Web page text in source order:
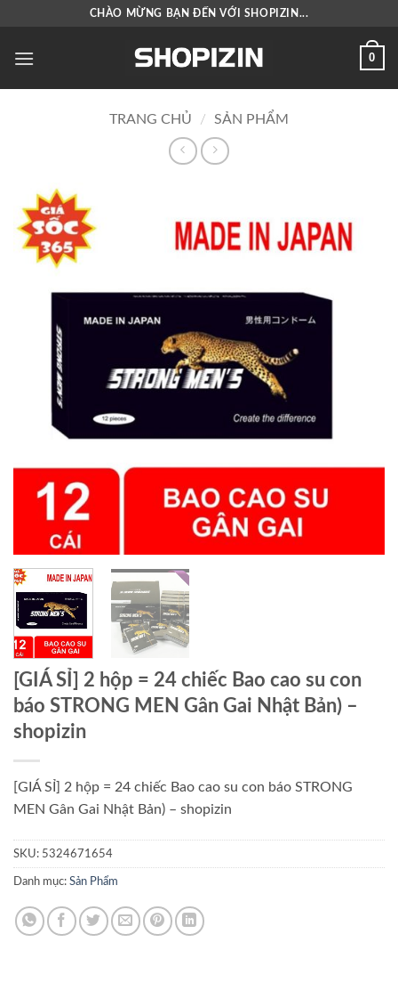
nội
CHÀO MỪNG BẠN ĐẾN VỚI SHOPIZIN...
0
TRANG CHỦ / SẢN PHẨM
[GIÁ SỈ] 2 hộp = 24 chiếc Bao cao su con
báo STRONG MEN Gân Gai Nhật Bản) –
shopizin
[GIÁ SỈ] 2 hộp = 24 chiếc Bao cao su con báo STRONG
MEN Gân Gai Nhật Bản) – shopizin
SKU: 5324671654
Danh mục: Sản Phẩm